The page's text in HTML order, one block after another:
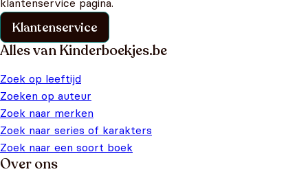
klantenservice pagina.
Klantenservice
Alles van Kinderboekjes.be
Zoek op leeftijd
Zoeken op auteur
Zoek naar merken
Zoek naar series of karakters
Zoek naar een soort boek
Over ons